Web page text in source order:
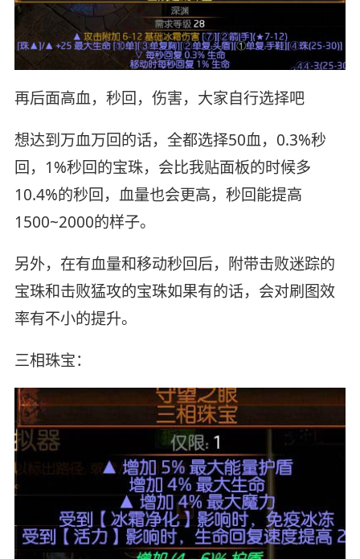
再后面高血，秒回，伤害，大家自行选择吧
想达到万血万回的话，全都选择50血，0.3%秒
回，1%秒回的宝珠，会比我贴面板的时候多
10.4%的秒回，血量也会更高，秒回能提高
1500~2000的样子。
另外，在有血量和移动秒回后，附带击败迷踪的
宝珠和击败猛攻的宝珠如果有的话，会对刷图效
率有不小的提升。
三相珠宝：